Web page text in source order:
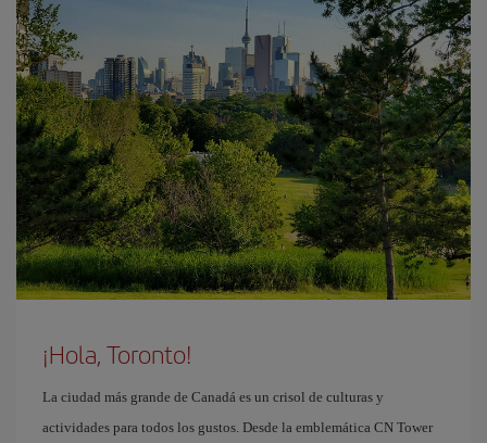
¡Hola, Toronto!
La ciudad más grande de Canadá es un crisol de culturas y
actividades para todos los gustos. Desde la emblemática CN Tower